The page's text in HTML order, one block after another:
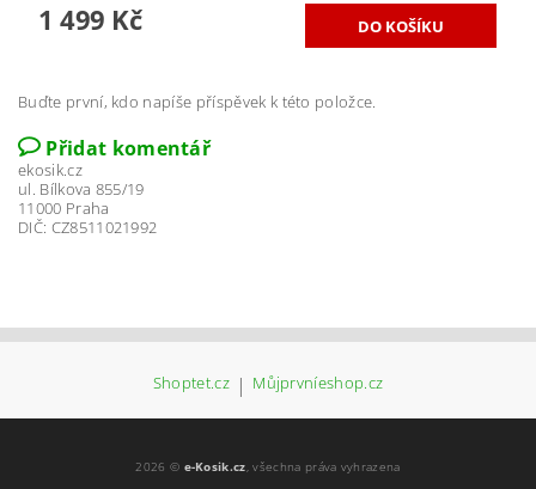
1 499 Kč
Buďte první, kdo napíše příspěvek k této položce.
Přidat komentář
ekosik.cz
ul. Bílkova 855/19
11000 Praha
DIČ: CZ8511021992
Shoptet.cz | Můjprvníeshop.cz
2026 © e-Kosik.cz, všechna práva vyhrazena